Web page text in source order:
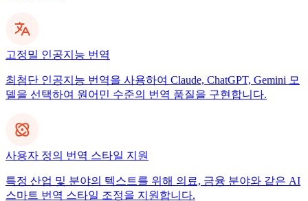
고정밀 인공지능 번역
최첨단 인공지능 번역을 사용하여 Claude, ChatGPT, Gemini 모
델을 선택하여 원어민 수준의 번역 품질을 구현합니다.
사용자 정의 번역 스타일 지원
특정 산업 및 분야의 텍스트를 위해 의료, 금융 분야와 같은 AI
스마트 번역 스타일 조정을 지원합니다.